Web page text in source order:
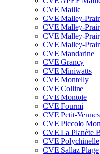
CVE Maille
CVE Malley-
CVE Malley-
CVE Malley-
CVE Malley-
CVE Mandarine
CVE Grancy
CVE Miniwatts
CVE Montelly
CVE Colline
CVE Montoie
CVE Fourmi
CVE Petit-Vennes
CVE Piccolo
CVE La Planète
CVE Polychinelle
CVE Sallaz Plage